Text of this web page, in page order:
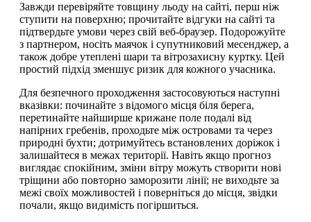
Завжди перевіряйте товщину льоду на сайті, перш ніж
ступити на поверхню; прочитайте відгуки на сайті та
підтвердьте умови через свій веб-браузер. Подорожуйте
з партнером, носіть маячок і супутниковий месенджер, а
також добре утеплені шари та вітрозахисну куртку. Цей
простий підхід зменшує ризик для кожного учасника.
Для безпечного проходження застосовуються наступні
вказівки: починайте з відомого місця біля берега,
перетинайте найширше крижане поле подалі від
напірних гребенів, проходьте між островами та через
природні бухти; дотримуйтесь встановлених доріжок і
залишайтеся в межах території. Навіть якщо прогноз
виглядає спокійним, зміни вітру можуть створити нові
тріщини або повторно заморозити лінії; не виходьте за
межі своїх можливостей і поверніться до місця, звідки
почали, якщо видимість погіршиться.